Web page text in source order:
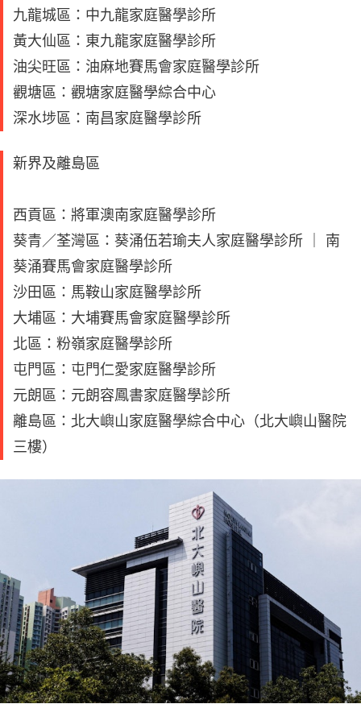
九龍城區：中九龍家庭醫學診所
黃大仙區：東九龍家庭醫學診所
油尖旺區：油麻地賽馬會家庭醫學診所
觀塘區：觀塘家庭醫學綜合中心
深水埗區：南昌家庭醫學診所
新界及離島區
西貢區：將軍澳南家庭醫學診所
葵青／荃灣區：葵涌伍若瑜夫人家庭醫學診所 ｜ 南
葵涌賽馬會家庭醫學診所
沙田區：馬鞍山家庭醫學診所
大埔區：大埔賽馬會家庭醫學診所
北區：粉嶺家庭醫學診所
屯門區：屯門仁愛家庭醫學診所
元朗區：元朗容鳳書家庭醫學診所
離島區：北大嶼山家庭醫學綜合中心（北大嶼山醫院
三樓）